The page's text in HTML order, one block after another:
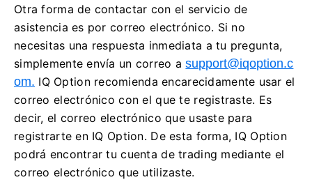
Otra forma de contactar con el servicio de
asistencia es por correo electrónico. Si no
necesitas una respuesta inmediata a tu pregunta,
simplemente envía un correo asupport@iqoption.c
om. IQ Option recomienda encarecidamente usar el
correo electrónico con el que te registraste. Es
decir, el correo electrónico que usaste para
registrarte en IQ Option. De esta forma, IQ Option
podrá encontrar tu cuenta de trading mediante el
correo electrónico que utilizaste.